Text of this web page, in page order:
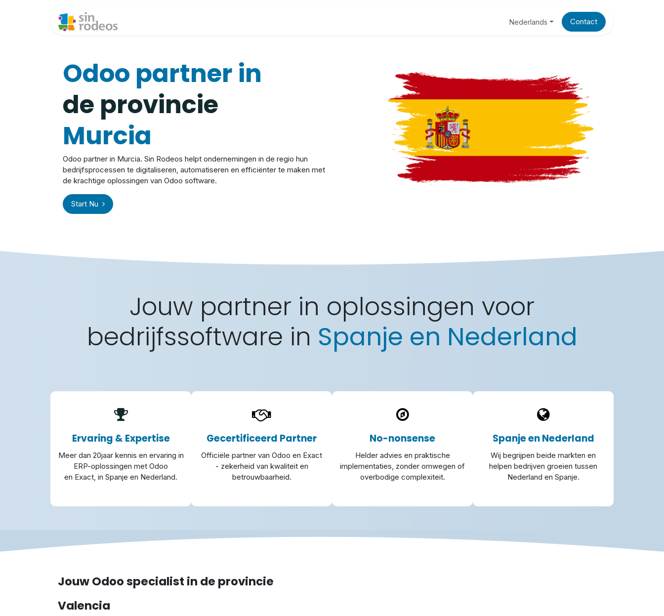
Nederlands Contact
Odoo partner in
de provincie
Murcia
Odoo partner in Murcia. Sin Rodeos helpt ondernemingen in de regio hun
bedrijfsprocessen te digitaliseren, automatiseren en efficiënter te maken met
de krachtige oplossingen van Odoo software.
Start Nu
Jouw partner in oplossingen voor
bedrijfssoftware in Spanje en Nederland
Ervaring & Expertise
Meer dan 20jaar kennis en ervaring in
ERP-oplossingen met Odoo
en Exact, in Spanje en Nederland.
Gecertificeerd Partner
Officiële partner van Odoo en Exact
- zekerheid van kwaliteit en
betrouwbaarheid.
No-nonsense
Helder advies en praktische
implementaties, zonder omwegen of
overbodige complexiteit.
Spanje en Nederland
Wij begrijpen beide markten en
helpen bedrijven groeien tussen
Nederland en Spanje.
Jouw Odoo specialist in de provincie
Valencia​